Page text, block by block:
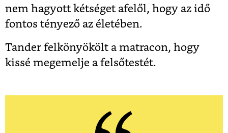
nem hagyott kétséget afelől, hogy az idő
fontos tényező az életében.
Tander felkönyökölt a matracon, hogy
kissé megemelje a felsőtestét.